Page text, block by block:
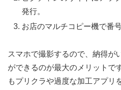
発行。
お店のマルチコピー機で番
スマホで撮影するので、納得が
ができるのが最大のメリットで
もプリクラや過度な加工アプリ